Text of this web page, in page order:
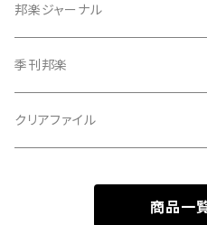
つぼシール
撥皮・撥皮のり
胴板
邦楽ジャーナル
季刊邦楽
クリアファイル
商品一